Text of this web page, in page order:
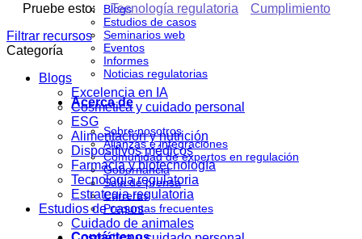
Blogs
Estudios de casos
Seminarios web
Eventos
Informes
Noticias regulatorias
Acerca de
Sobre nosotros
Alianzas e integraciones
Comunidad de expertos en regulación
Gobernancia
Sala de prensa
Carreras
Preguntas frecuentes
Pruebe esto: Tecnología regulatoria
Cumplimiento
Filtrar recursos
Categoría
Blogs
Excelencia en IA
Cosmética y cuidado personal
ESG
Alimentación y nutrición
Dispositivos médicos
Farmacia y biotecnología
Tecnología regulatoria
Estrategia regulatoria
Estudios de casos
Cuidado de animales